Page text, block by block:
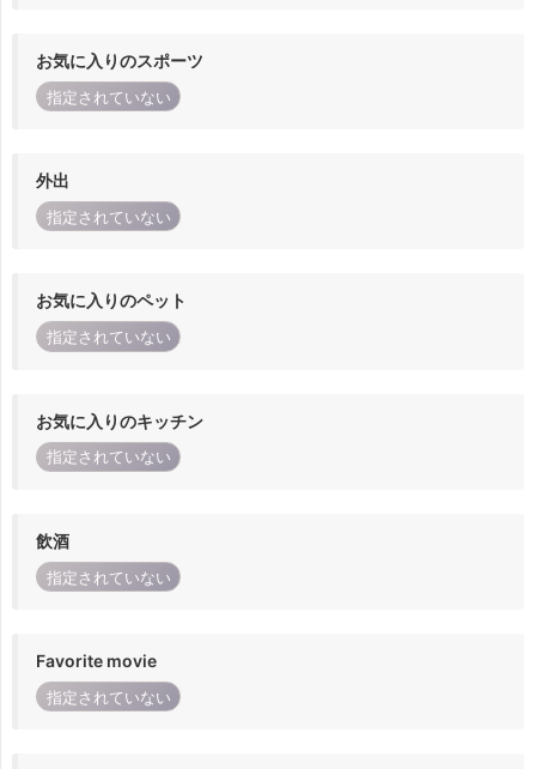
お気に入りのスポーツ
指定されていない
外出
指定されていない
お気に入りのペット
指定されていない
お気に入りのキッチン
指定されていない
飲酒
指定されていない
Favorite movie
指定されていない